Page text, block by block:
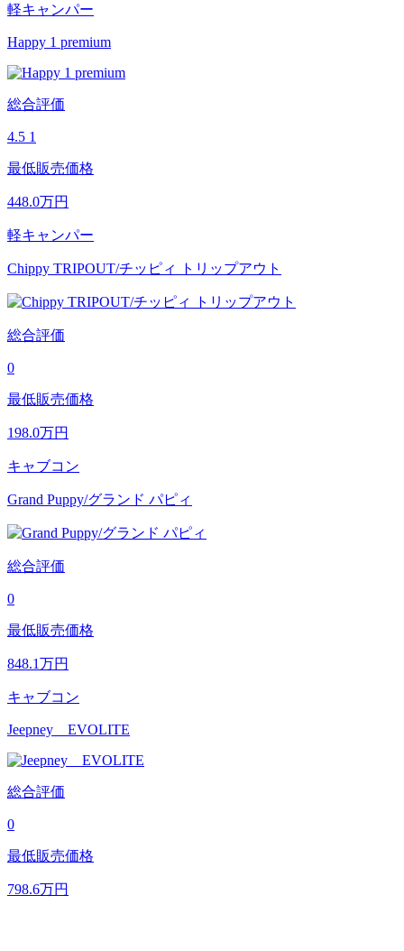
軽キャンパー
Happy 1 premium
総合評価
4.5 1
最低販売価格
448.0万円
軽キャンパー
Chippy TRIPOUT/チッピィ トリップアウト
総合評価
0
最低販売価格
198.0万円
キャブコン
Grand Puppy/グランド パピィ
総合評価
0
最低販売価格
848.1万円
キャブコン
Jeepney EVOLITE
総合評価
0
最低販売価格
798.6万円